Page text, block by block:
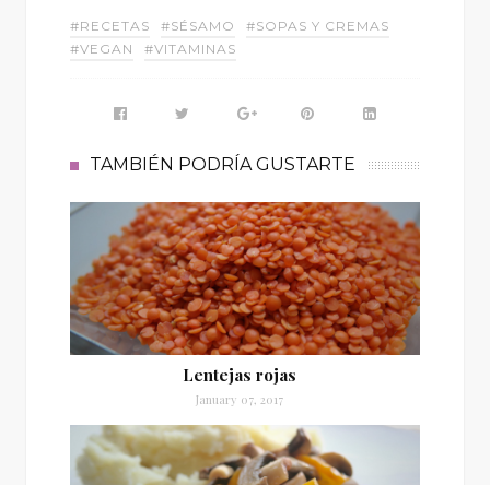
#RECETAS #SÉSAMO
#SOPAS Y CREMAS
#VEGAN
#VITAMINAS
TAMBIÉN PODRÍA GUSTARTE
Lentejas rojas
January 07, 2017